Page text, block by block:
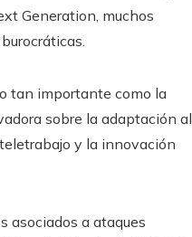
Generation, muchos
tan importante como la
sobre la adaptación al
y la innovación
asociados a ataques